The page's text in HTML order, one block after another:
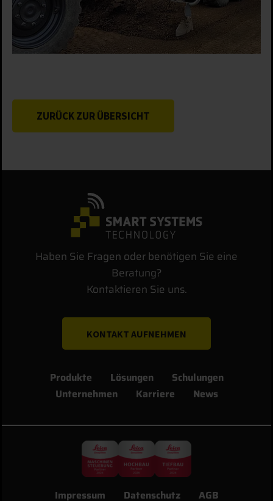
ZURÜCK ZUR ÜBERSICHT
Haben Sie Fragen oder benötigen Sie eine
Beratung?
Kontaktieren Sie uns.
KONTAKT AUFNEHMEN
Produkte Lösungen
Schulungen
Unternehmen
Karriere News
Impressum Datenschutz AGB